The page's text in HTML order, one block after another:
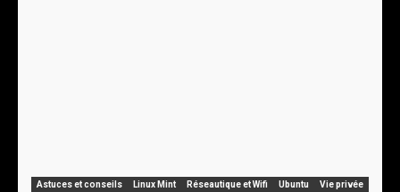
Astuces et conseils Linux Mint Réseautique et Wifi Ubuntu
Vie privée